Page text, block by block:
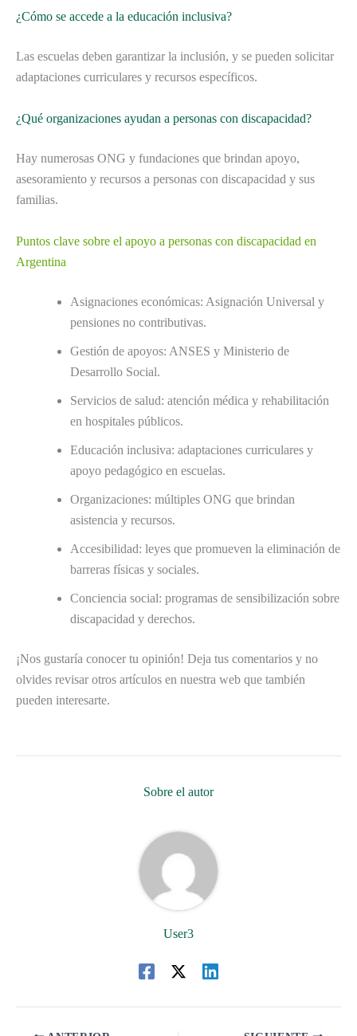
¿Cómo se accede a la educación inclusiva?
Las escuelas deben garantizar la inclusión, y se pueden solicitar
adaptaciones curriculares y recursos específicos.
¿Qué organizaciones ayudan a personas con discapacidad?
Hay numerosas ONG y fundaciones que brindan apoyo,
asesoramiento y recursos a personas con discapacidad y sus
familias.
Puntos clave sobre el apoyo a personas con discapacidad en
Argentina
Asignaciones económicas: Asignación Universal y
pensiones no contributivas.
Gestión de apoyos: ANSES y Ministerio de
Desarrollo Social.
Servicios de salud: atención médica y rehabilitación
en hospitales públicos.
Educación inclusiva: adaptaciones curriculares y
apoyo pedagógico en escuelas.
Organizaciones: múltiples ONG que brindan
asistencia y recursos.
Accesibilidad: leyes que promueven la eliminación de
barreras físicas y sociales.
Conciencia social: programas de sensibilización sobre
discapacidad y derechos.
¡Nos gustaría conocer tu opinión! Deja tus comentarios y no
olvides revisar otros artículos en nuestra web que también
pueden interesarte.
Sobre el autor
User3